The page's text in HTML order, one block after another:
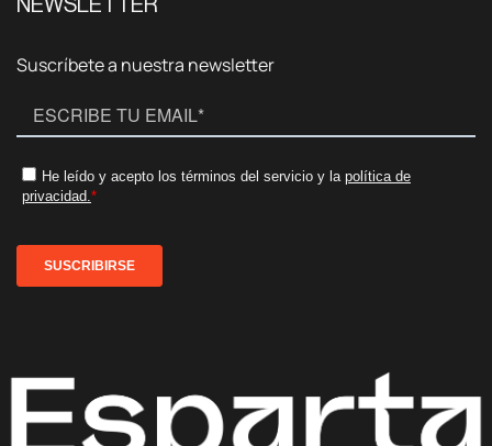
NEWSLETTER
Suscríbete a nuestra newsletter